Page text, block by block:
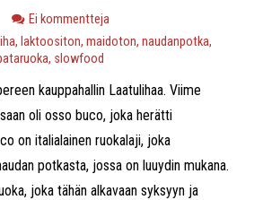
Ei kommentteja
, laktoositon, maidoton, naudanpotka,
, slowfood
kauppahallin Laatulihaa. Viime
oli osso buco, joka herätti
on italialainen ruokalaji, joka
potkasta, jossa on luuydin mukana.
joka tähän alkavaan syksyyn ja